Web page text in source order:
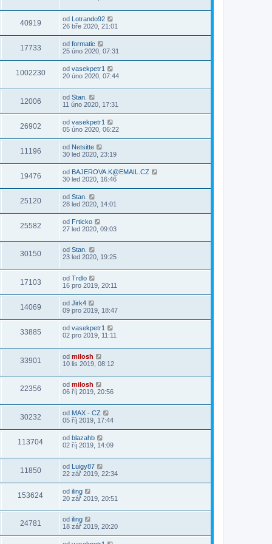
40919 od Lotrando92
26 bře 2020, 21:01
17733 od formatic
25 úno 2020, 07:31
1002230 od vasekpetr1
20 úno 2020, 07:44
12006 od Stan.
11 úno 2020, 17:31
26902 od vasekpetr1
05 úno 2020, 06:22
11196 od Netsitte
30 led 2020, 23:19
19476 od BAJEROVA.K@EMAIL.CZ
30 led 2020, 16:46
25120 od Stan.
28 led 2020, 14:01
25582 od Frticko
27 led 2020, 09:03
30150 od Stan.
23 led 2020, 19:25
17103 od Trdlo
16 pro 2019, 20:11
14069 od Jirk4
09 pro 2019, 18:47
33885 od vasekpetr1
02 pro 2019, 11:11
33901 od milosh
10 lis 2019, 08:12
22356 od milosh
06 říj 2019, 20:56
30232 od MAX - CZ
05 říj 2019, 17:44
113704 od blazahb
02 říj 2019, 14:09
11850 od Luigy87
22 zář 2019, 22:34
153624 od iling
20 zář 2019, 20:51
24781 od iling
18 zář 2019, 20:20